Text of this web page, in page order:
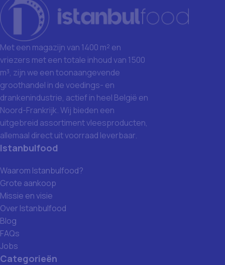
Met een magazijn van 1400 m² en
vriezers met een totale inhoud van 1500
m³, zijn we een toonaangevende
groothandel in de voedings- en
drankenindustrie, actief in heel België en
Noord-Frankrijk. Wij bieden een
uitgebreid assortiment vleesproducten,
allemaal direct uit voorraad leverbaar.
Istanbulfood
Waarom Istanbulfood?
Grote aankoop
Missie en visie
Over Istanbulfood
Blog
FAQs
Jobs
Categorieën